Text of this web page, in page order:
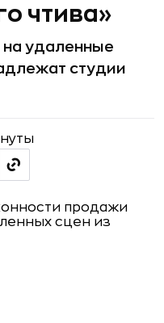
чтива»
удаленные
студии